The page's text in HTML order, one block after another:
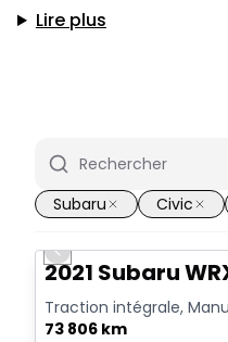
Lire plus
Subaru Civic
Vidéo disponible
Previous slide
2021 Subaru
Traction intégrale,
73 806 km